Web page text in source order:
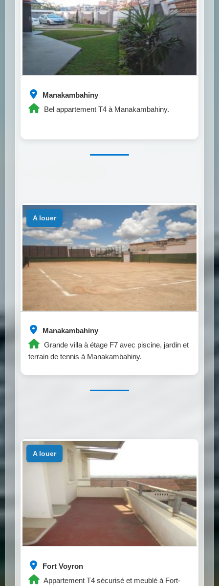
Manakambahiny
Bel appartement T4 à Manakambahiny.
Manakambahiny
Grande villa à étage F7 avec piscine, jardin et
terrain de tennis à Manakambahiny.
a louer
Fort Voyron
Appartement T4 sécurisé et meublé à Fort-
a louer